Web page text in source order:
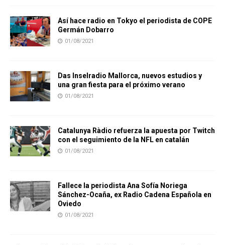
Así hace radio en Tokyo el periodista de COPE
Germán Dobarro
01/08/2021
Das Inselradio Mallorca, nuevos estudios y
una gran fiesta para el próximo verano
01/08/2021
Catalunya Ràdio refuerza la apuesta por Twitch
con el seguimiento de la NFL en catalán
01/08/2021
Fallece la periodista Ana Sofía Noriega
Sánchez-Ocaña, ex Radio Cadena Española en
Oviedo
01/08/2021